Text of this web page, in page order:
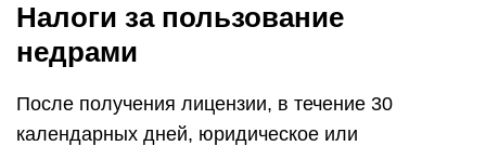
Налоги за пользование
недрами
После получения лицензии, в течение 30
календарных дней, юридическое или